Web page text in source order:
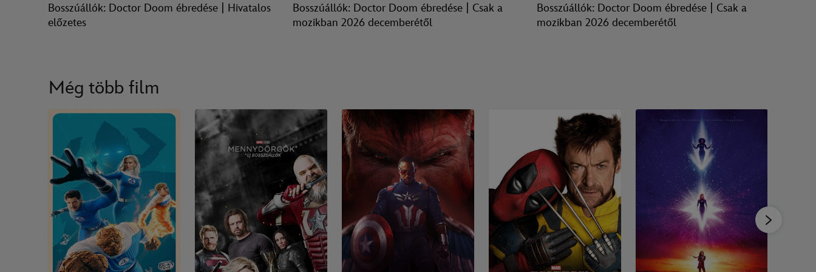
Bosszúállók: Doctor Doom ébredése | Hivatalos
előzetes
Bosszúállók: Doctor Doom ébredése | Csak a
mozikban 2026 decemberétől
Bosszúállók: Doctor Doom ébredése | Csak a
mozikban 2026 decemberétől
Még több film